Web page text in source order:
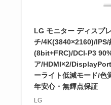
LG モニター ディスプ
チ/4K(3840×2160)/IPS/
(8bit+FRC)/DCI-P3
ア/HDMI×2/
ーライト低減モード/色
年安心・無輝点保証
LG